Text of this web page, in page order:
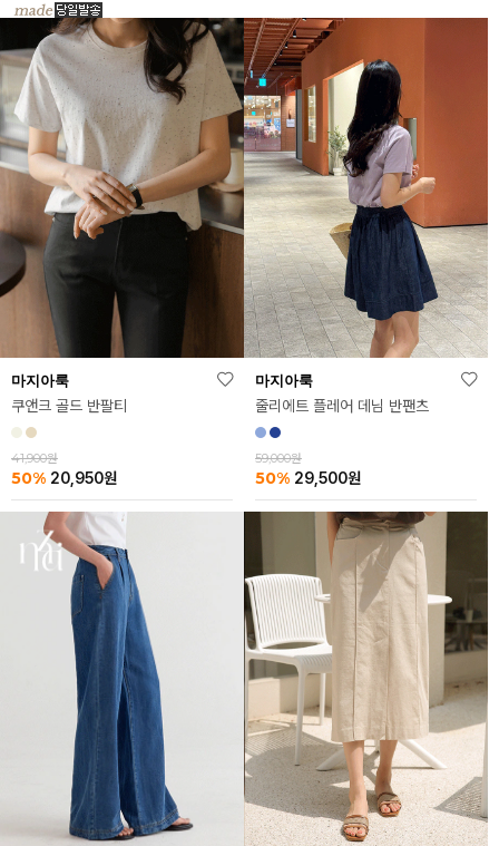
마지아룩
쿠앤크 골드 반팔티
41,900원
50% 20,950원
마지아룩
줄리에트 플레어 데님 반팬츠
59,000원
50% 29,500원